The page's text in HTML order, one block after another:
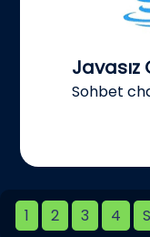
Sohbet
1 2 3 4